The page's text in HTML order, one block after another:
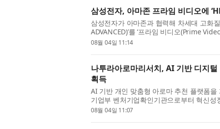
삼성전자, 아마존 프라임 비디오에
삼성전자가 아마존과 협력해 차세대 고화
ADVANCED)’를 ‘프라임 비디오(Prime
프라임 비디오는 전 세계적으로 약 2억
08월 04일 11:14
나투라아로마리서치, AI 기반 디지
획득
AI 기반 개인 맞춤형 아로마 추천 플랫폼
기업부 벤처기업확인기관으로부터 혁신
지털 웰니스 기술과 맞춤형 아로마 서비스
08월 04일 11:07